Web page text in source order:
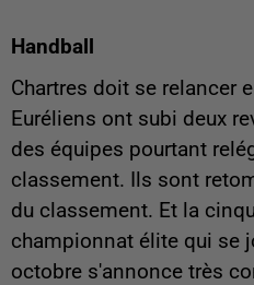
Handball
Chartres doit se relancer
Euréliens ont subi deux
des équipes pourtant
classement. Ils sont
du classement. Et la
championnat élite qui se
octobre s'annonce très